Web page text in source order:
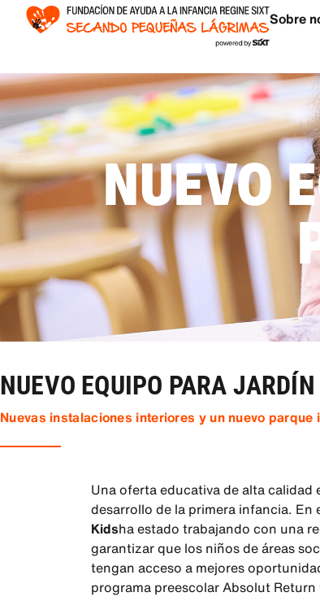
Sobre
NUEVO
NUEVO EQUIPO PARA
Nuevas instalaciones interiores y un nuevo
Una oferta educativa de alta
desarrollo de la primera infancia. En
Kidsha estado trabajando con una
garantizar que los niños de áreas
tengan acceso a mejores
programa preescolar Absolut